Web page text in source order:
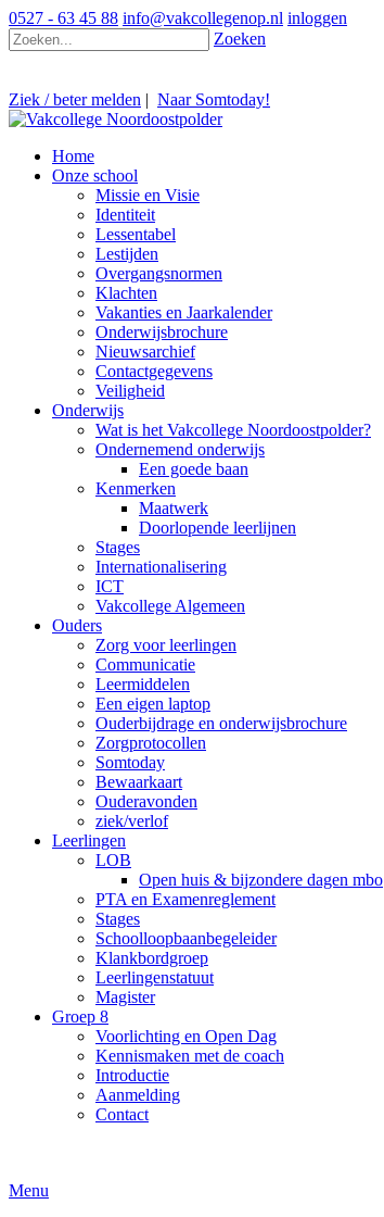
0527 - 63 45 88 info@vakcollegenop.nl inloggen
Zoeken
Ziek / beter melden | Naar Somtoday!
Home
Onze school
Missie en Visie
Identiteit
Lessentabel
Lestijden
Overgangsnormen
Klachten
Vakanties en Jaarkalender
Onderwijsbrochure
Nieuwsarchief
Contactgegevens
Veiligheid
Onderwijs
Wat is het Vakcollege Noordoostpolder?
Ondernemend onderwijs
Een goede baan
Kenmerken
Maatwerk
Doorlopende leerlijnen
Stages
Internationalisering
ICT
Vakcollege Algemeen
Ouders
Zorg voor leerlingen
Communicatie
Leermiddelen
Een eigen laptop
Ouderbijdrage en onderwijsbrochure
Zorgprotocollen
Somtoday
Bewaarkaart
Ouderavonden
ziek/verlof
Leerlingen
LOB
Open huis & bijzondere dagen mbo
PTA en Examenreglement
Stages
Schoolloopbaanbegeleider
Klankbordgroep
Leerlingenstatuut
Magister
Groep 8
Voorlichting en Open Dag
Kennismaken met de coach
Introductie
Aanmelding
Contact
Menu